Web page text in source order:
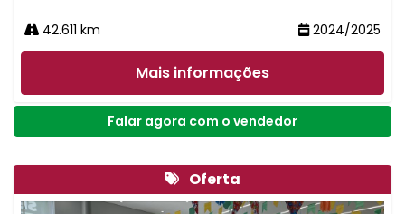
42.611 km 2024/2025
Mais informações
Falar agora com o vendedor
Oferta